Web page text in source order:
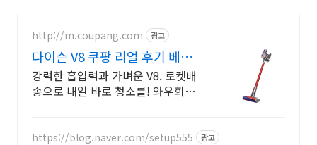
http://m.coupang.com 광고
다이슨 V8 쿠팡 리얼 후기 베스
트
강력한 흡입력과 가벼운 V8. 로켓배
송으로 내일 바로 청소를! 와우회원
https://blog.naver.com/setup555 광고